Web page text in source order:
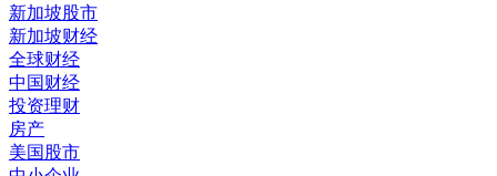
新加坡股市
新加坡财经
全球财经
中国财经
投资理财
房产
美国股市